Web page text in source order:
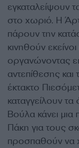
εγκαταλείψουν
στο χωριό. Η
πάρουν την
κινηθούν
οργανώνοντας
αντεπίθεσης
έκτακτο
καταγγείλουν
Βούλα κάνει μια
Πάκη για τους
προσπαθούν να